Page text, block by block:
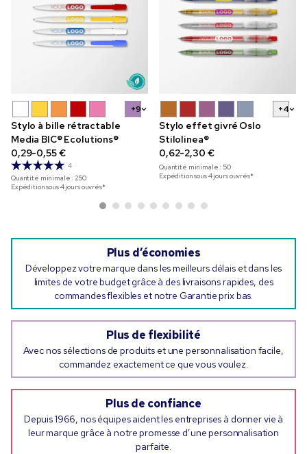
+9
Stylo à bille rétractable
Media BIC® Ecolutions®
0,29-0,55 €
4
Quantité minimale :250
Expédition sous 4 jours ouvrés*
+4
Stylo effet givré Oslo
Stilolinea®
0,62-2,30 €
Quantité minimale : 50
Expédition sous 4 jours ouvrés*
Plus d’économies
Développez votre marque dans les meilleurs délais et dans les
limites de votre budget grâce à des livraisons rapides, des
commandes flexibles et notre Garantie prix bas.
Plus de flexibilité
Avec nos sélections de produits et une personnalisation facile,
commandez exactement ce que vous voulez.
Plus de confiance
Depuis 1966, nos équipes aident les entreprises à donner vie à
leur marque grâce à notre promesse d’une personnalisation
parfaite.